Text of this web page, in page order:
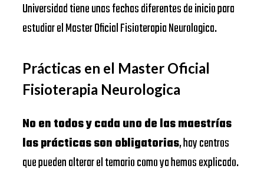
Universidad tiene unas fechas diferentes de inicio para
estudiar el Master Oficial Fisioterapia Neurologica.
Prácticas en el Master Oficial
Fisioterapia Neurologica
No en todos y cada uno de las maestrías
las prácticas son obligatorias, hay centros
que pueden alterar el temario como ya hemos explicado.